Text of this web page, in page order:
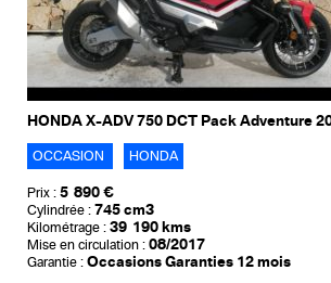
HONDA X-ADV 750 DCT Pack Adventure
OCCASION HONDA
Prix : 5 890 €
Cylindrée : 745 cm3
Kilométrage : 39 190 kms
Mise en circulation : 08/2017
Garantie : Occasions Garanties 12 mois